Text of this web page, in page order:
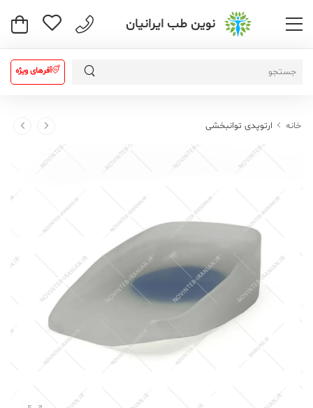
نوین طب ایرانیان
آفرهای ویژه
خانه ارتوپدی توانبخشی